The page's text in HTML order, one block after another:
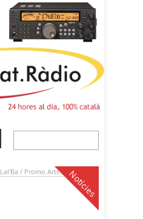
Notícies
Lal'Ba / Promo Arts Music